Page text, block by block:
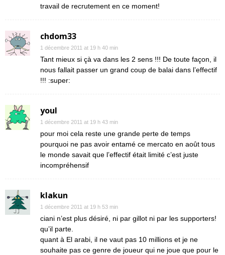
travail de recrutement en ce moment!
chdom33
1 décembre 2011 at 19 h 40 min
Tant mieux si çà va dans les 2 sens !!! De toute façon, il
nous fallait passer un grand coup de balai dans l’effectif
!!! :super:
youl
1 décembre 2011 at 19 h 43 min
pour moi cela reste une grande perte de temps
pourquoi ne pas avoir entamé ce mercato en août tous
le monde savait que l’effectif était limité c’est juste
incompréhensif
klakun
1 décembre 2011 at 19 h 53 min
ciani n’est plus désiré, ni par gillot ni par les supporters!
qu’il parte.
quant à El arabi, il ne vaut pas 10 millions et je ne
souhaite pas ce genre de joueur qui ne joue que pour le